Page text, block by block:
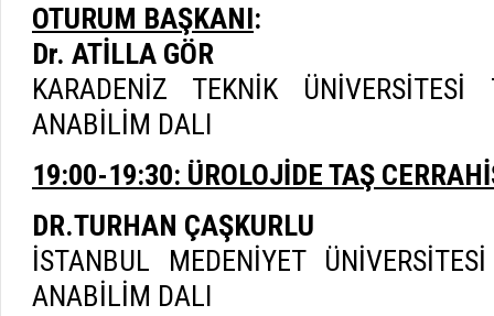
OTURUM BAŞKANI:
Dr. ATİLLA GÖR
KARADENİZ TEKNİK
ANABİLİM DALI
19:00-19:30: ÜROLOJİDE TAŞ
DR.TURHAN ÇAŞKURLU
İSTANBUL MEDENİYET
ANABİLİM DALI